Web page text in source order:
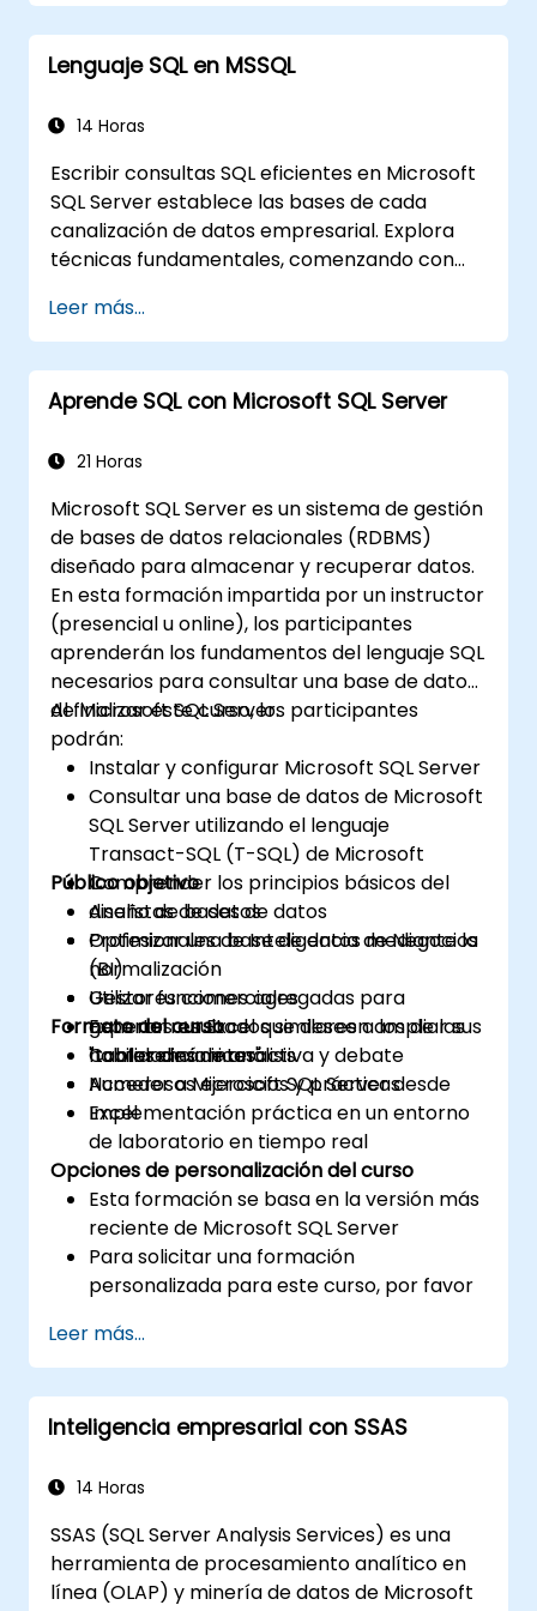
Lenguaje SQL en MSSQL
14 Horas
Escribir consultas SQL eficientes en Microsoft
SQL Server establece las bases de cada
canalización de datos empresarial. Explora
técnicas fundamentales, comenzando con
avanzando hacia la recuperación de datos,
filtrado, ordenamiento y agregación
mediante funciones de agrupamiento y
subconsultas. Guía a los participantes a
operadores de conjuntos, operaciones DML
control de transacciones para extraer y
manipular conjuntos de datos de inteligencia
de negocio de manera confiable.
Leer más...
Aprende SQL con Microsoft SQL Server
21 Horas
Microsoft SQL Server es un sistema de gestión
de bases de datos relacionales (RDBMS)
diseñado para almacenar y recuperar datos.
En esta formación impartida por un instructor
(presencial u online), los participantes
aprenderán los fundamentos del lenguaje SQL
necesarios para consultar una base de datos
de Microsoft SQL Server.
Al finalizar este curso, los participantes
podrán:
Instalar y configurar Microsoft SQL Server
Consultar una base de datos de Microsoft
SQL Server utilizando el lenguaje
Transact-SQL (T-SQL) de Microsoft
Comprender los principios básicos del
diseño de bases de datos
Optimizar una base de datos mediante la
normalización
Utilizar funciones agregadas para
generar resultados similares a los de las
"tablas dinámicas"
Acceder a Microsoft SQL Server desde
Excel
Público objetivo
Analistas de datos
Profesionales de Inteligencia de Negocios
(BI)
Gestores comerciales
Expertos en Excel que deseen ampliar sus
habilidades de análisis
Formato del curso
Conferencia interactiva y debate
Numerosos ejercicios y prácticas
Implementación práctica en un entorno
de laboratorio en tiempo real
Opciones de personalización del curso
Esta formación se basa en la versión más
reciente de Microsoft SQL Server
Para solicitar una formación
personalizada para este curso, por favor
Leer más...
Inteligencia empresarial con SSAS
14 Horas
SSAS (SQL Server Analysis Services) es una
herramienta de procesamiento analítico en
línea (OLAP) y minería de datos de Microsoft